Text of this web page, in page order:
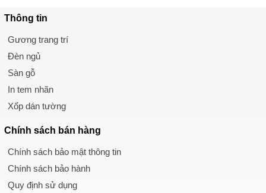
Thông tin
Gương trang trí
Đèn ngủ
Sàn gỗ
In tem nhãn
Xốp dán tường
Chính sách bán hàng
Chính sách bảo mật thông tin
Chính sách bảo hành
Quy định sử dụng